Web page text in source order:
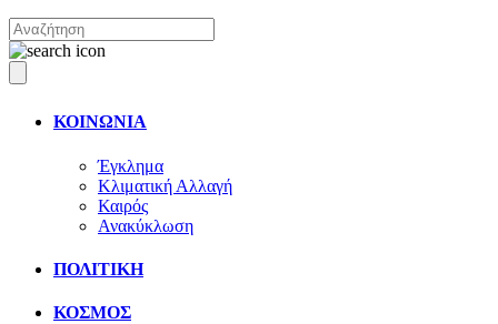
ΚΟΙΝΩΝΙΑ
Έγκλημα
Κλιματική Αλλαγή
Καιρός
Ανακύκλωση
ΠΟΛΙΤΙΚΗ
ΚΟΣΜΟΣ